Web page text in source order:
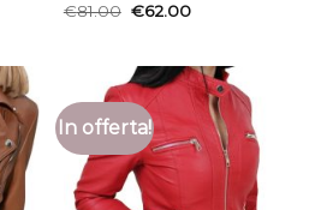
€81.00 €62.00
In offerta!